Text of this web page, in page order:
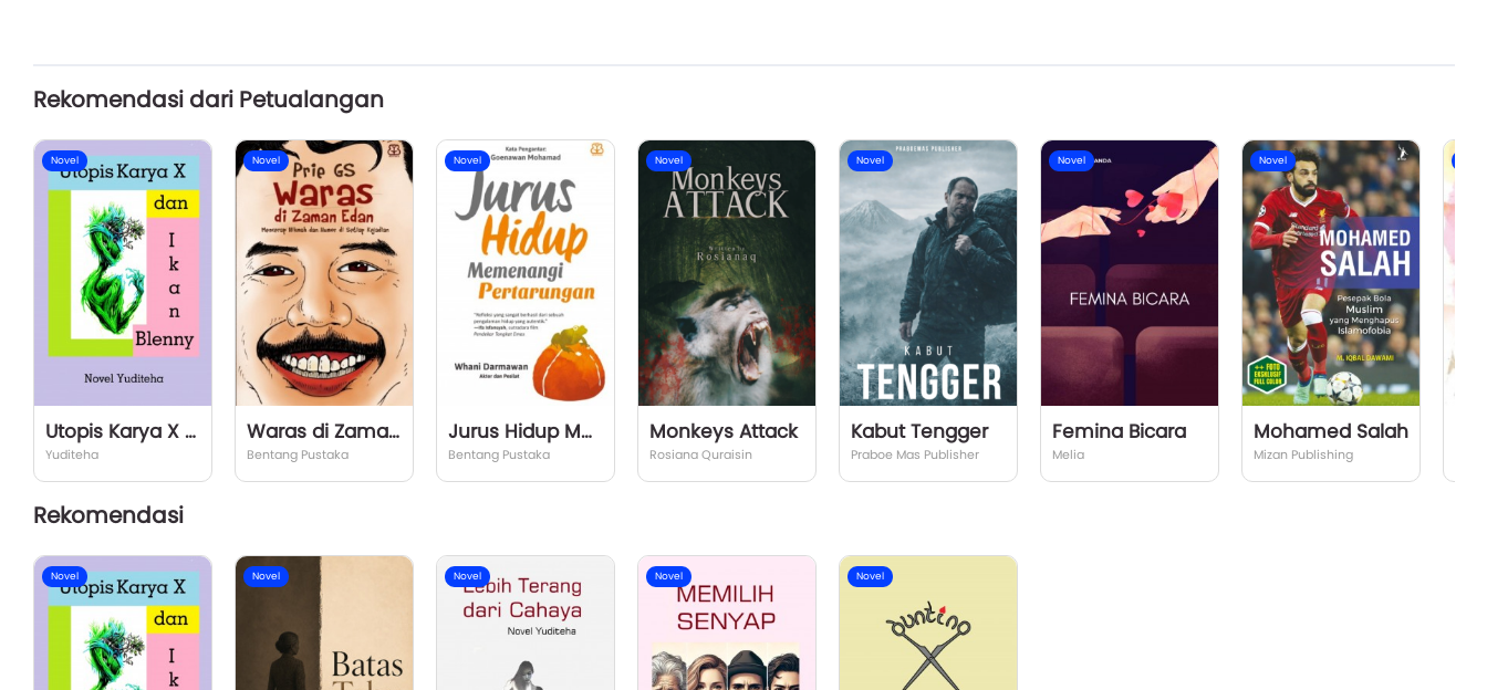
Rekomendasi dari Petualangan
Novel
Utopis Karya X dan Ikan Blenny
Yuditeha
Novel
Waras di Zaman Edan
Bentang Pustaka
Novel
Jurus Hidup Memenangi Pertarungan
Bentang Pustaka
Novel
Monkeys Attack
Rosiana Quraisin
Novel
Kabut Tengger
Praboe Mas Publisher
Novel
Femina Bicara
Melia
Novel
Mohamed Salah
Mizan Publishing
Rekomendasi
Novel Novel Novel Novel Novel